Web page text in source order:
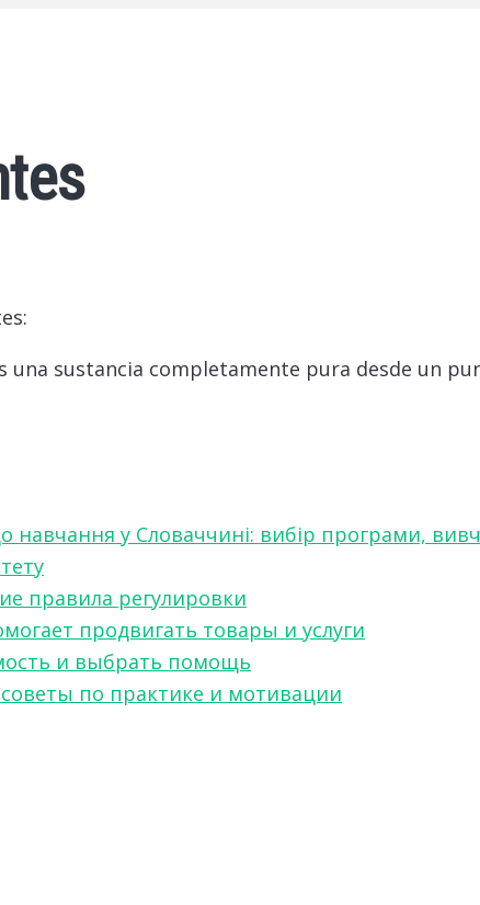
una sustancia completamente pura desde un
навчання у Словаччині: вибір програми,
правила регулировки
продвигать товары и услуги
и выбрать помощь
по практике и мотивации